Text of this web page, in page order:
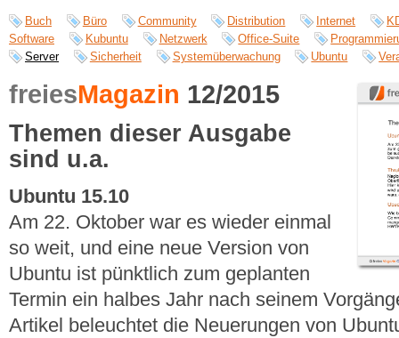
Buch Büro Community Distribution Internet
Software
Kubuntu Netzwerk Office-Suite
Server
Sicherheit Systemüberwachung Ubuntu
freiesMagazin 12/2015
Themen dieser Ausgabe
sind u.a.
Ubuntu 15.10
Am 22. Oktober war es wieder einmal
so weit, und eine neue Version von
Ubuntu ist pünktlich zum geplanten
Termin ein halbes Jahr nach seinem
Artikel beleuchtet die Neuerungen von